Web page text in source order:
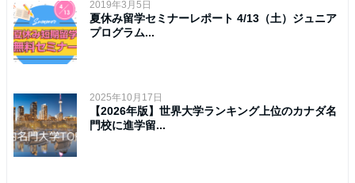
2019年3月5日
夏休み留学セミナーレポート 4/13（土）ジュニア
プログラム...
2025年10月17日
【2026年版】世界大学ランキング上位のカナダ名
門校に進学留...